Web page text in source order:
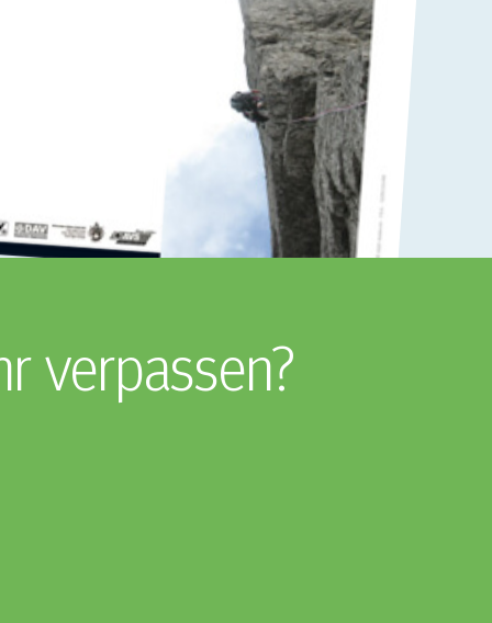
verpassen?